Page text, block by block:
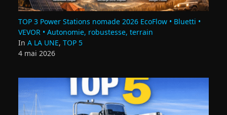
TOP 3 Power Stations nomade 2026 EcoFlow • Bluetti •
VEVOR • Autonomie, robustesse, terrain
In A LA UNE, TOP 5
4 mai 2026